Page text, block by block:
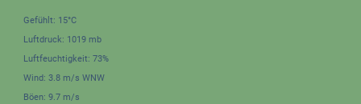
Gefühlt: 15°C
Luftdruck: 1019 mb
Luftfeuchtigkeit: 73%
Wind: 3.8 m/s WNW
Böen: 9.7 m/s